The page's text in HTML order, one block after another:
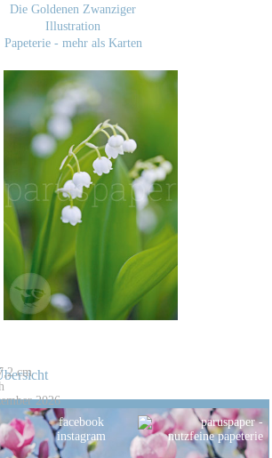
Die Goldenen Zwanziger
Illustration
Papeterie - mehr als Karten
cm
2026
facebook
instagram